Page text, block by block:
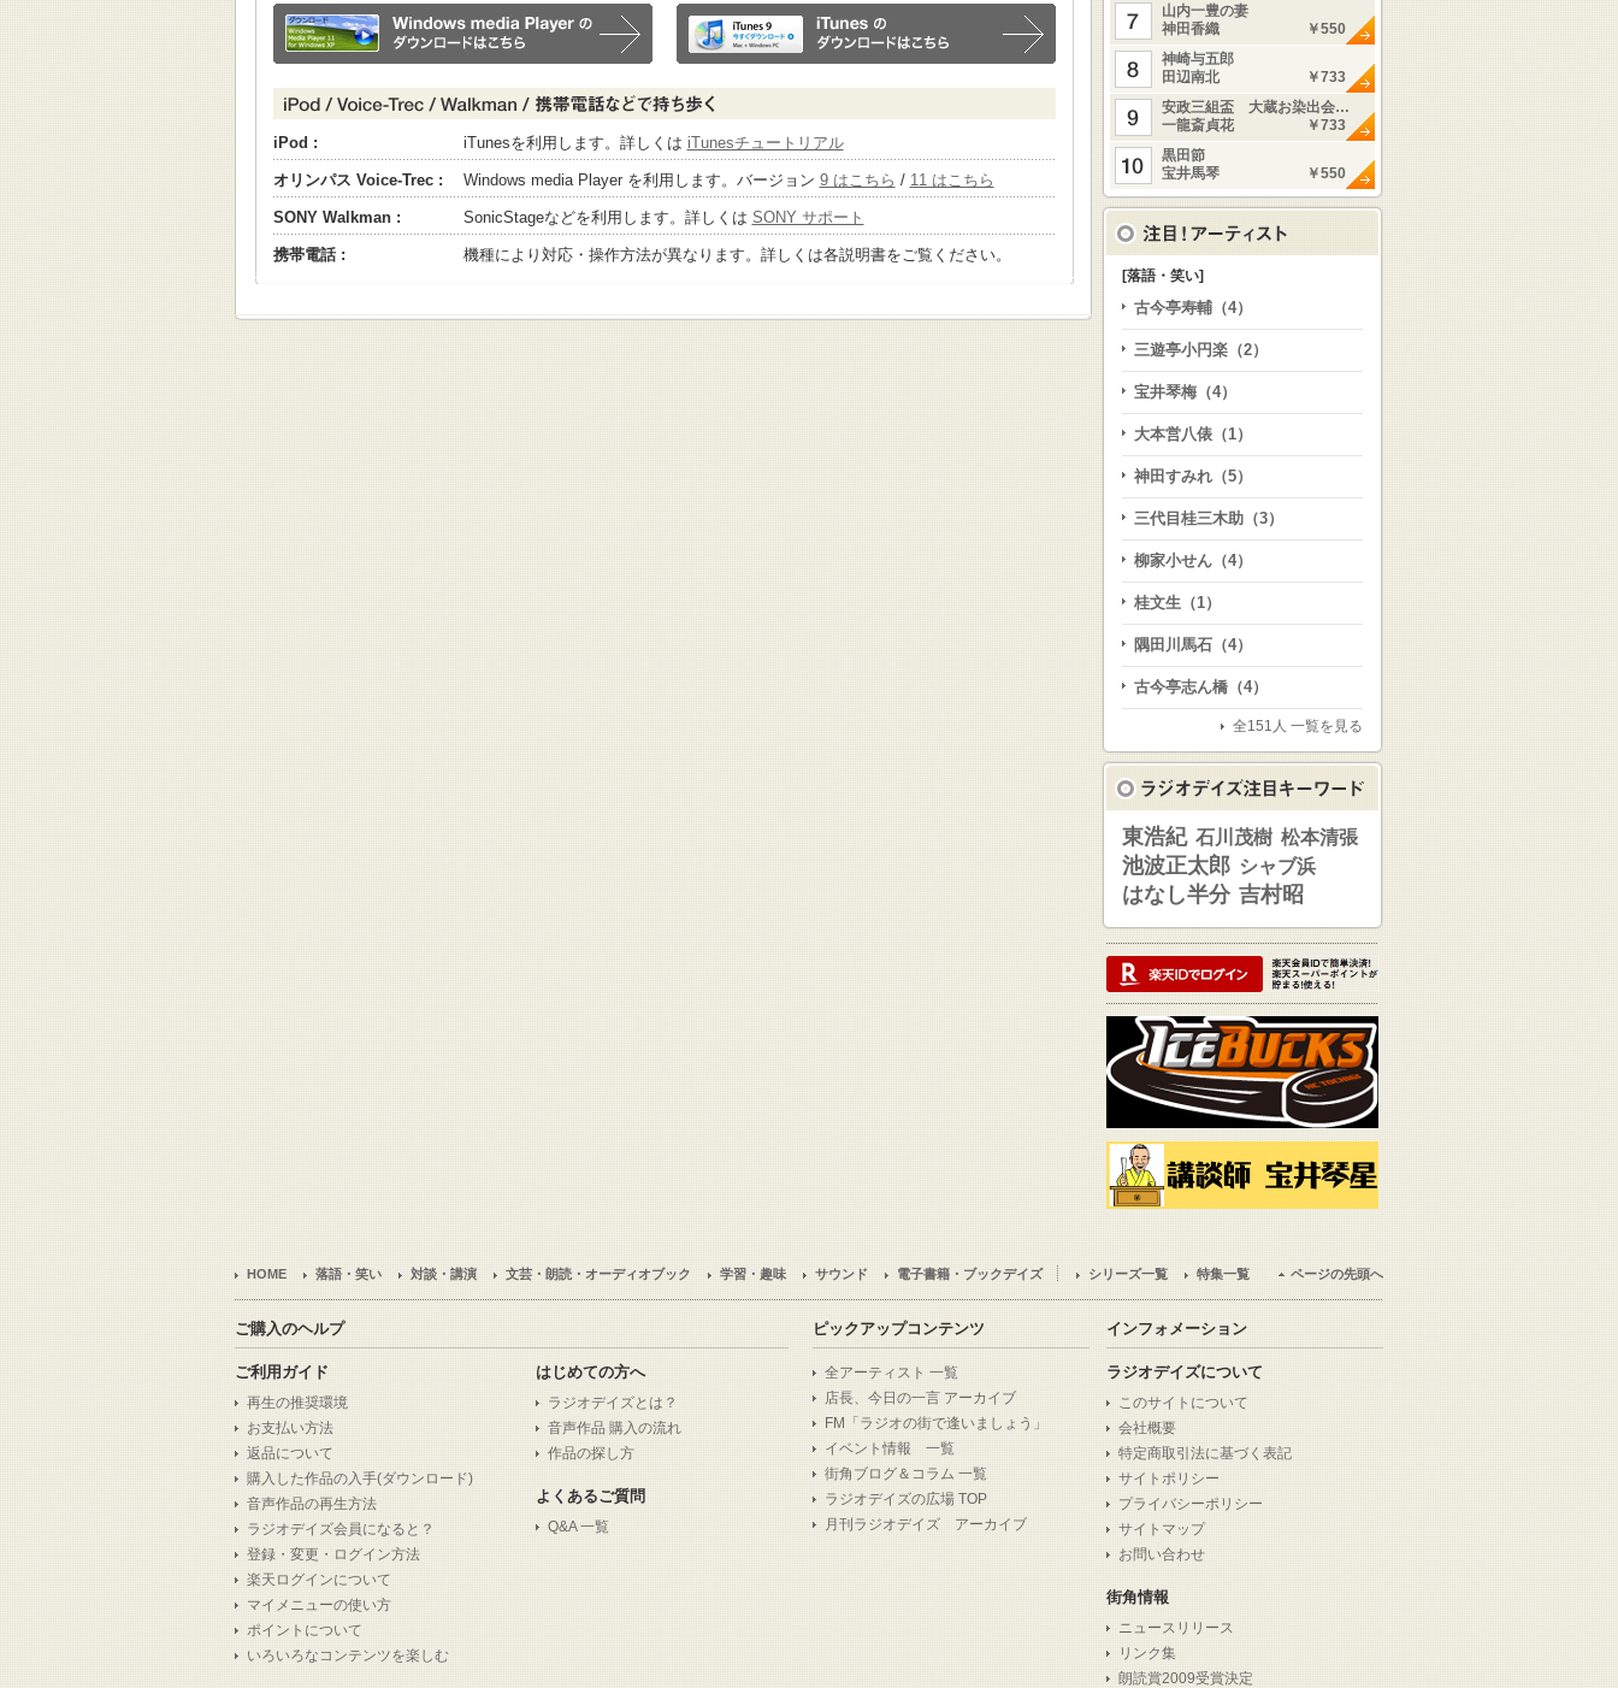
iPod : iTunesを利用します。詳しくは iTunesチュートリアル
オリンパス Voice-Trec : Windows media Player を利用します。バージョン 9 はこちら / 11 はこちら
SONY Walkman : SonicStageなどを利用します。詳しくは SONY サポート
携帯電話 : 機種により対応・操作方法が異なります。詳しくは各説明書をご覧ください。
山内一豊の妻
神田香織
￥550
神崎与五郎
田辺南北
￥733
安政三組盃 大蔵お染出会…
一龍斎貞花
￥733
黒田節
宝井馬琴
￥550
[落語・笑い]
古今亭寿輔（4）
三遊亭小円楽（2）
宝井琴梅（4）
大本営八俵（1）
神田すみれ（5）
三代目桂三木助（3）
柳家小せん（4）
桂文生（1）
隅田川馬石（4）
古今亭志ん橋（4）
全151人 一覧を見る
東浩紀 石川茂樹 松本清張
池波正太郎 シャブ浜
はなし半分 吉村昭
HOME 落語・笑い 対談・講演 文芸・朗読・オーディオブック 学習・趣味 サウンド 電子書籍・ブックデイズ シリーズ一覧 特集一覧 ページの先頭へ
ご購入のヘルプ
ご利用ガイド
再生の推奨環境
お支払い方法
返品について
購入した作品の入手(ダウンロード)
音声作品の再生方法
ラジオデイズ会員になると？
登録・変更・ログイン方法
楽天ログインについて
マイメニューの使い方
ポイントについて
いろいろなコンテンツを楽しむ
はじめての方へ
ラジオデイズとは？
音声作品 購入の流れ
作品の探し方
よくあるご質問
Q&A 一覧
ピックアップコンテンツ
全アーティスト 一覧
店長、今日の一言 アーカイブ
FM「ラジオの街で逢いましょう」
イベント情報 一覧
街角ブログ＆コラム 一覧
ラジオデイズの広場 TOP
月刊ラジオデイズ アーカイブ
インフォメーション
ラジオデイズについて
このサイトについて
会社概要
特定商取引法に基づく表記
サイトポリシー
プライバシーポリシー
サイトマップ
お問い合わせ
街角情報
ニュースリリース
リンク集
朗読賞2009受賞決定